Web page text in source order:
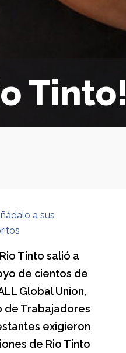
Tinto!
a sus
Tinto salió a
de cientos de
Global Union,
de Trabajadores
exigieron
de Rio Tinto